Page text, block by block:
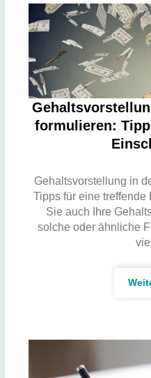
formulieren:
Gehaltsvorstellung in
Tipps für eine treffende
Sie auch Ihre
solche oder ähnliche